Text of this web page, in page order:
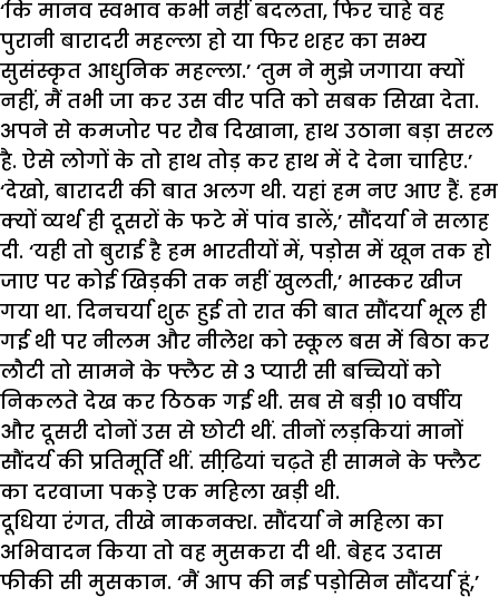
‘कि मानव स्वभाव कभी नहीं बदलता, फिर चाहे वह
पुरानी बारादरी महल्ला हो या फिर शहर का सभ्य
सुसंस्कृत आधुनिक महल्ला.’ ‘तुम ने मुझे जगाया क्यों
नहीं, मैं तभी जा कर उस वीर पति को सबक सिखा देता.
अपने से कमजोर पर रौब दिखाना, हाथ उठाना बड़ा सरल
है. ऐसे लोगों के तो हाथ तोड़ कर हाथ में दे देना चाहिए.’
‘देखो, बारादरी की बात अलग थी. यहां हम नए आए हैं. हम
क्यों व्यर्थ ही दूसरों के फटे में पांव डालें,’ सौंदर्या ने सलाह
दी. ‘यही तो बुराई है हम भारतीयों में, पड़ोस में खून तक हो
जाए पर कोई खिड़की तक नहीं खुलती,’ भास्कर खीज
गया था. दिनचर्या शुरू हुई तो रात की बात सौंदर्या भूल ही
गई थी पर नीलम और नीलेश को स्कूल बस मेें बिठा कर
लौटी तो सामने के फ्लैट से 3 प्यारी सी बच्चियों को
निकलते देख कर ठिठक गई थी. सब से बड़ी 10 वर्षीय
और दूसरी दोनों उस से छोटी थीं. तीनों लड़कियां मानों
सौंदर्य की प्रतिमूर्ति थीं. सीढि़यां चढ़ते ही सामने के फ्लैट
का दरवाजा पकडे़ एक महिला खड़ी थी.
दूधिया रंगत, तीखे नाकनक्श. सौंदर्या ने महिला का
अभिवादन किया तो वह मुसकरा दी थी. बेहद उदास
फीकी सी मुसकान. ‘मैं आप की नई पड़ोसिन सौंदर्या हूं,’